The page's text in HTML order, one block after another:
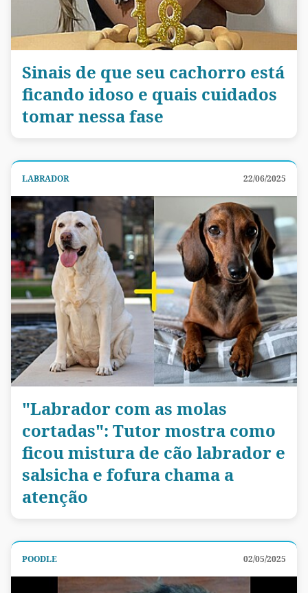
Sinais de que seu cachorro está
ficando idoso e quais cuidados
tomar nessa fase
LABRADOR 22/06/2025
"Labrador com as molas
cortadas": Tutor mostra como
ficou mistura de cão labrador e
salsicha e fofura chama a
atenção
POODLE 02/05/2025